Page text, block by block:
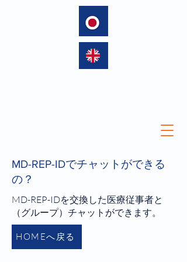
MD-REP-IDでチャットができる
の？
MD-REP-IDを交換した医療従事者と
（グループ）チャットができます。
HOMEへ戻る